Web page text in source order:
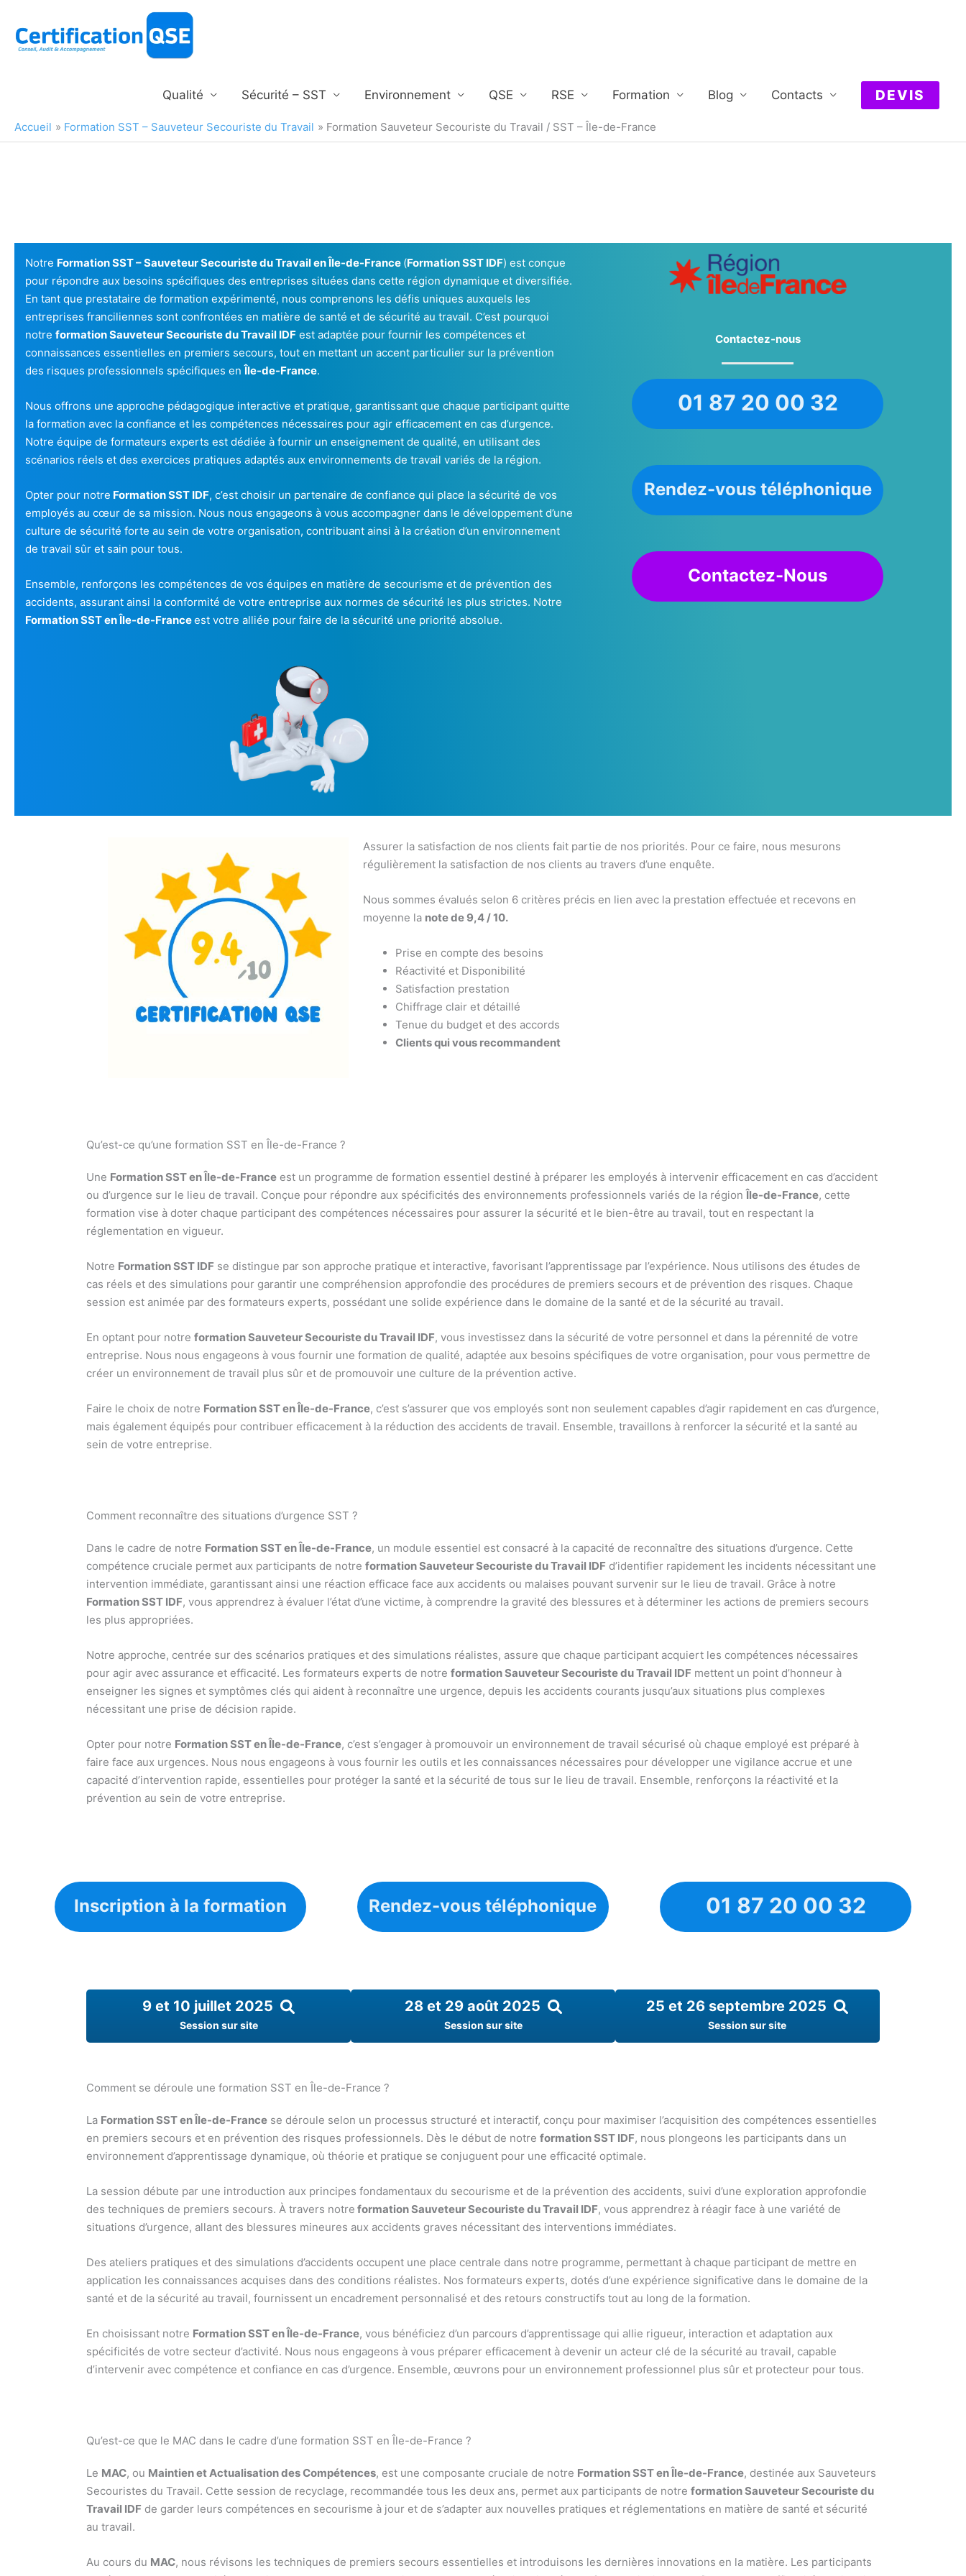
contenu
Qualité Sécurité – SST Environnement QSE RSE Formation Blog Contacts DEVIS
Accueil Formation SST – Sauveteur Secouriste du Travail Formation Sauveteur Secouriste du Travail / SST – Île-de-France
Notre Formation SST – Sauveteur Secouriste du Travail en Île-de-France (Formation SST IDF) est conçue
pour répondre aux besoins spécifiques des entreprises situées dans cette région dynamique et diversifiée.
En tant que prestataire de formation expérimenté, nous comprenons les défis uniques auxquels les
entreprises franciliennes sont confrontées en matière de santé et de sécurité au travail. C’est pourquoi
notre formation Sauveteur Secouriste du Travail IDF est adaptée pour fournir les compétences et
connaissances essentielles en premiers secours, tout en mettant un accent particulier sur la prévention
des risques professionnels spécifiques enÎle-de-France.
Nous offrons une approche pédagogique interactive et pratique, garantissant que chaque participant quitte
la formation avec la confiance et les compétences nécessaires pour agir efficacement en cas d’urgence.
Notre équipe de formateurs experts est dédiée à fournir un enseignement de qualité, en utilisant des
scénarios réels et des exercices pratiques adaptés aux environnements de travail variés de la région.
Opter pour notre Formation SST IDF, c’est choisir un partenaire de confiance qui place la sécurité de vos
employés au cœur de sa mission. Nous nous engageons à vous accompagner dans le développement d’une
culture de sécurité forte au sein de votre organisation, contribuant ainsi à la création d’un environnement
de travail sûr et sain pour tous.
Ensemble, renforçons les compétences de vos équipes en matière de secourisme et de prévention des
accidents, assurant ainsi la conformité de votre entreprise aux normes de sécurité les plus strictes. Notre
Formation SST en Île-de-Franceest votre alliée pour faire de la sécurité une priorité absolue.
Contactez-nous
01 87 20 00 32
Rendez-vous téléphonique
Contactez-Nous
Assurer la satisfaction de nos clients fait partie de nos priorités. Pour ce faire, nous mesurons
régulièrement la satisfaction de nos clients au travers d’une enquête.
Nous sommes évalués selon 6 critères précis en lien avec la prestation effectuée et recevons en
moyenne la note de 9,4 / 10.
Prise en compte des besoins
Réactivité et Disponibilité
Satisfaction prestation
Chiffrage clair et détaillé
Tenue du budget et des accords
Clients qui vous recommandent
Qu’est-ce qu’une formation SST en Île-de-France ?
Une Formation SST en Île-de-France est un programme de formation essentiel destiné à préparer les employés à intervenir efficacement en cas d’accident
ou d’urgence sur le lieu de travail. Conçue pour répondre aux spécificités des environnements professionnels variés de la régionÎle-de-France, cette
formation vise à doter chaque participant des compétences nécessaires pour assurer la sécurité et le bien-être au travail, tout en respectant la
réglementation en vigueur.
Notre Formation SST IDF se distingue par son approche pratique et interactive, favorisant l’apprentissage par l’expérience. Nous utilisons des études de
cas réels et des simulations pour garantir une compréhension approfondie des procédures de premiers secours et de prévention des risques. Chaque
session est animée par des formateurs experts, possédant une solide expérience dans le domaine de la santé et de la sécurité au travail.
En optant pour notreformation Sauveteur Secouriste du Travail IDF, vous investissez dans la sécurité de votre personnel et dans la pérennité de votre
entreprise. Nous nous engageons à vous fournir une formation de qualité, adaptée aux besoins spécifiques de votre organisation, pour vous permettre de
créer un environnement de travail plus sûr et de promouvoir une culture de la prévention active.
Faire le choix de notre Formation SST en Île-de-France, c’est s’assurer que vos employés sont non seulement capables d’agir rapidement en cas d’urgence,
mais également équipés pour contribuer efficacement à la réduction des accidents de travail. Ensemble, travaillons à renforcer la sécurité et la santé au
sein de votre entreprise.
Comment reconnaître des situations d’urgence SST ?
Dans le cadre de notre Formation SST en Île-de-France, un module essentiel est consacré à la capacité de reconnaître des situations d’urgence. Cette
compétence cruciale permet aux participants de notreformation Sauveteur Secouriste du Travail IDF d’identifier rapidement les incidents nécessitant une
intervention immédiate, garantissant ainsi une réaction efficace face aux accidents ou malaises pouvant survenir sur le lieu de travail. Grâce à notre
Formation SST IDF, vous apprendrez à évaluer l’état d’une victime, à comprendre la gravité des blessures et à déterminer les actions de premiers secours
les plus appropriées.
Notre approche, centrée sur des scénarios pratiques et des simulations réalistes, assure que chaque participant acquiert les compétences nécessaires
pour agir avec assurance et efficacité. Les formateurs experts de notreformation Sauveteur Secouriste du Travail IDF mettent un point d’honneur à
enseigner les signes et symptômes clés qui aident à reconnaître une urgence, depuis les accidents courants jusqu’aux situations plus complexes
nécessitant une prise de décision rapide.
Opter pour notre Formation SST en Île-de-France, c’est s’engager à promouvoir un environnement de travail sécurisé où chaque employé est préparé à
faire face aux urgences. Nous nous engageons à vous fournir les outils et les connaissances nécessaires pour développer une vigilance accrue et une
capacité d’intervention rapide, essentielles pour protéger la santé et la sécurité de tous sur le lieu de travail. Ensemble, renforçons la réactivité et la
prévention au sein de votre entreprise.
Inscription à la formation Rendez-vous téléphonique 01 87 20 00 32
9 et 10 juillet 2025
Session sur site
28 et 29 août 2025
Session sur site
25 et 26 septembre 2025
Session sur site
Comment se déroule une formation SST en Île-de-France ?
La Formation SST en Île-de-France se déroule selon un processus structuré et interactif, conçu pour maximiser l’acquisition des compétences essentielles
en premiers secours et en prévention des risques professionnels. Dès le début de notreformation SST IDF, nous plongeons les participants dans un
environnement d’apprentissage dynamique, où théorie et pratique se conjuguent pour une efficacité optimale.
La session débute par une introduction aux principes fondamentaux du secourisme et de la prévention des accidents, suivi d’une exploration approfondie
des techniques de premiers secours. À travers notre formation Sauveteur Secouriste du Travail IDF, vous apprendrez à réagir face à une variété de
situations d’urgence, allant des blessures mineures aux accidents graves nécessitant des interventions immédiates.
Des ateliers pratiques et des simulations d’accidents occupent une place centrale dans notre programme, permettant à chaque participant de mettre en
application les connaissances acquises dans des conditions réalistes. Nos formateurs experts, dotés d’une expérience significative dans le domaine de la
santé et de la sécurité au travail, fournissent un encadrement personnalisé et des retours constructifs tout au long de la formation.
En choisissant notre Formation SST en Île-de-France, vous bénéficiez d’un parcours d’apprentissage qui allie rigueur, interaction et adaptation aux
spécificités de votre secteur d’activité. Nous nous engageons à vous préparer efficacement à devenir un acteur clé de la sécurité au travail, capable
d’intervenir avec compétence et confiance en cas d’urgence. Ensemble, œuvrons pour un environnement professionnel plus sûr et protecteur pour tous.
Qu’est-ce que le MAC dans le cadre d’une formation SST en Île-de-France ?
Le MAC, ou Maintien et Actualisation des Compétences, est une composante cruciale de notre Formation SST en Île-de-France, destinée aux Sauveteurs
Secouristes du Travail. Cette session de recyclage, recommandée tous les deux ans, permet aux participants de notreformation Sauveteur Secouriste du
Travail IDF de garder leurs compétences en secourisme à jour et de s’adapter aux nouvelles pratiques et réglementations en matière de santé et sécurité
au travail.
Au cours du MAC, nous révisons les techniques de premiers secours essentielles et introduisons les dernières innovations en la matière. Les participants